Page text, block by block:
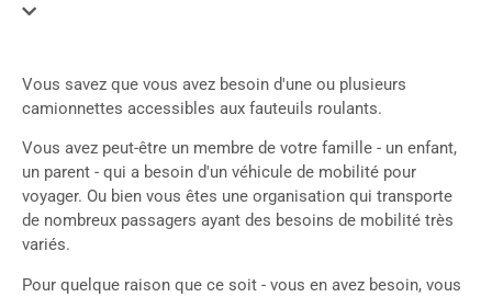
Vous savez que vous avez besoin d'une ou plusieurs
camionnettes accessibles aux fauteuils roulants.
Vous avez peut-être un membre de votre famille - un enfant,
un parent - qui a besoin d'un véhicule de mobilité pour
voyager. Ou bien vous êtes une organisation qui transporte
de nombreux passagers ayant des besoins de mobilité très
variés.
Pour quelque raison que ce soit - vous en avez besoin, vous